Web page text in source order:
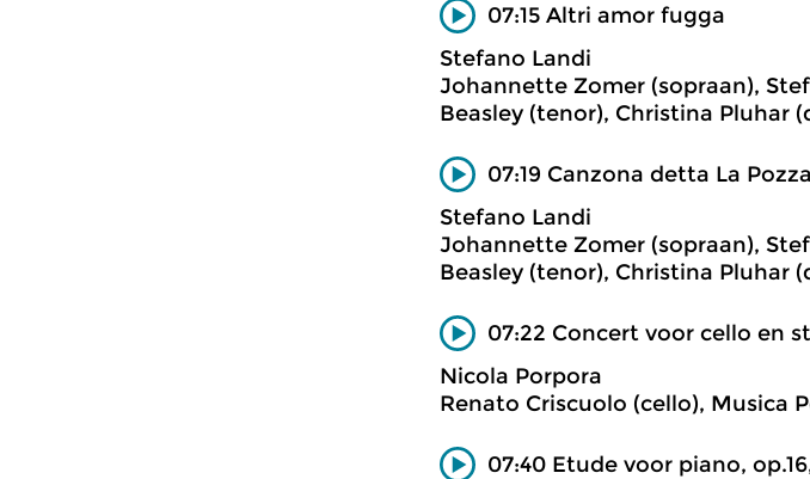
07:15 Altri amor fugga
Stefano Landi
Johannette Zomer (sopraan),
Beasley (tenor), Christina Pluhar
07:19 Canzona detta La Pozza
Stefano Landi
Johannette Zomer (sopraan),
Beasley (tenor), Christina Pluhar
07:22 Concert voor cello en
Nicola Porpora
Renato Criscuolo (cello), Musica
07:40 Etude voor piano,